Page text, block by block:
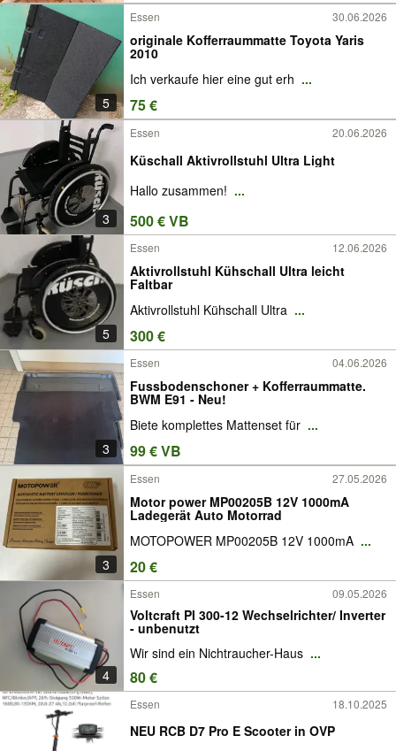
5
Essen 30.06.2026
originale Kofferraummatte Toyota Yaris
2010
Ich verkaufe hier eine gut erh ...
75 €
3
Essen 20.06.2026
Küschall Aktivrollstuhl Ultra Light
Hallo zusammen! ...
500 € VB
5
Essen 12.06.2026
Aktivrollstuhl Kühschall Ultra leicht
Faltbar
Aktivrollstuhl Kühschall Ultra ...
300 €
3
Essen 04.06.2026
Fussbodenschoner + Kofferraummatte.
BWM E91 - Neu!
Biete komplettes Mattenset für ...
99 € VB
3
Essen 27.05.2026
Motor power MP00205B 12V 1000mA
Ladegerät Auto Motorrad
MOTOPOWER MP00205B 12V 1000mA ...
20 €
4
Essen 09.05.2026
Voltcraft PI 300-12 Wechselrichter/ Inverter
- unbenutzt
Wir sind ein Nichtraucher-Haus ...
80 €
Essen 18.10.2025
NEU RCB D7 Pro E Scooter in OVP